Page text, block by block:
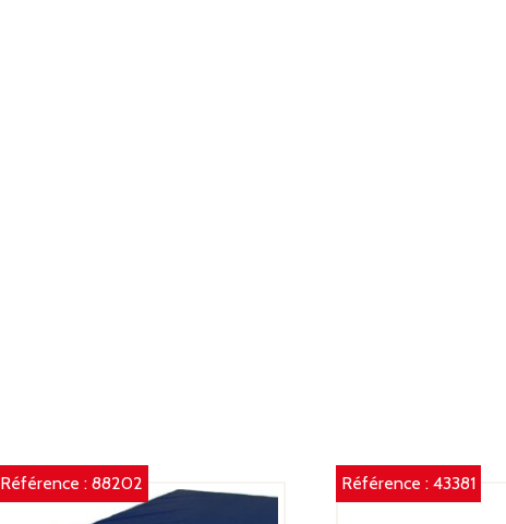
Référence : 88202 Référence : 43381